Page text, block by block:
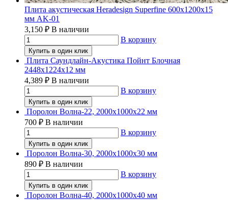
Плита акустическая Heradesign Superfine 600х1200х15
мм AK-01
3,150 ₽ В наличии
В корзину
Купить в один клик
Плита Саундлайн-Акустика Пойнт Блочная
2448х1224х12 мм
4,389 ₽ В наличии
В корзину
Купить в один клик
Поролон Волна-22, 2000х1000х22 мм
700 ₽ В наличии
В корзину
Купить в один клик
Поролон Волна-30, 2000х1000х30 мм
890 ₽ В наличии
В корзину
Купить в один клик
Поролон Волна-40, 2000х1000х40 мм